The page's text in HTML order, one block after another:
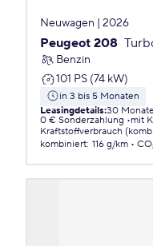
Neuwagen | 2026
Peugeot 208
Benzin
101 PS (74 kW)
in 3 bis 5 Monaten
Leasingdetails:30 Monate
0 € Sonderzahlung
mit
Kraftstoffverbrauch
kombiniert: 116 g/km